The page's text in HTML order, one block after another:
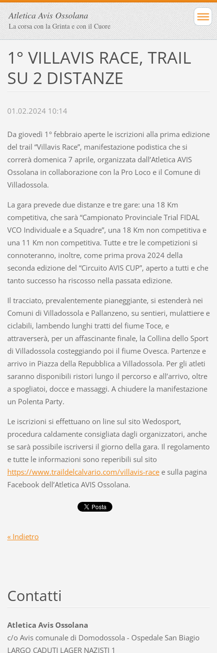
Atletica Avis Ossolana
La corsa con la Grinta e con il Cuore
1° VILLAVIS RACE, TRAIL
SU 2 DISTANZE
01.02.2024 10:14
Da giovedì 1° febbraio aperte le iscrizioni alla prima edizione
del trail “Villavis Race”, manifestazione podistica che si
correrà domenica 7 aprile, organizzata dall’Atletica AVIS
Ossolana in collaborazione con la Pro Loco e il Comune di
Villadossola.
La gara prevede due distanze e tre gare: una 18 Km
competitiva, che sarà “Campionato Provinciale Trial FIDAL
VCO Individuale e a Squadre”, una 18 Km non competitiva e
una 11 Km non competitiva. Tutte e tre le competizioni si
connoteranno, inoltre, come prima prova 2024 della
seconda edizione del “Circuito AVIS CUP”, aperto a tutti e che
tanto successo ha riscosso nella passata edizione.
Il tracciato, prevalentemente pianeggiante, si estenderà nei
Comuni di Villadossola e Pallanzeno, su sentieri, mulattiere e
ciclabili, lambendo lunghi tratti del fiume Toce, e
attraverserà, per un affascinante finale, la Collina dello Sport
di Villadossola costeggiando poi il fiume Ovesca. Partenze e
arrivo in Piazza della Repubblica a Villadossola. Per gli atleti
saranno disponibili ristori lungo il percorso e all’arrivo, oltre
a spogliatoi, docce e massaggi. A chiudere la manifestazione
un Polenta Party.
Le iscrizioni si effettuano on line sul sito Wedosport,
procedura caldamente consigliata dagli organizzatori, anche
se sarà possibile iscriversi il giorno della gara. Il regolamento
e tutte le informazioni sono reperibili sul sito
https://www.traildelcalvario.com/villavis-racee sulla pagina
Facebook dell’Atletica AVIS Ossolana.
« Indietro
Contatti
Atletica Avis Ossolana
c/o Avis comunale di Domodossola - Ospedale San Biagio
LARGO CADUTI LAGER NAZISTI 1